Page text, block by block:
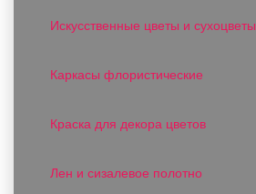
Искусственные цветы и сухоцветы
Каркасы флористические
Краска для декора цветов
Лен и сизалевое полотно